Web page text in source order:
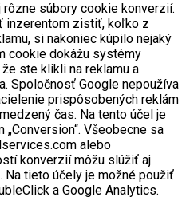
súbory cookie konverzií.
inzerentom zistiť, koľko z
si nakoniec kúpilo nejaký
cookie dokážu systémy
ste klikli na reklamu a
Spoločnosť Google nepoužíva
prispôsobených reklám
čas. Na tento účel je
Všeobecne sa
alebo
konverzií môžu slúžiť aj
tieto účely je možné použiť
a Google Analytics.